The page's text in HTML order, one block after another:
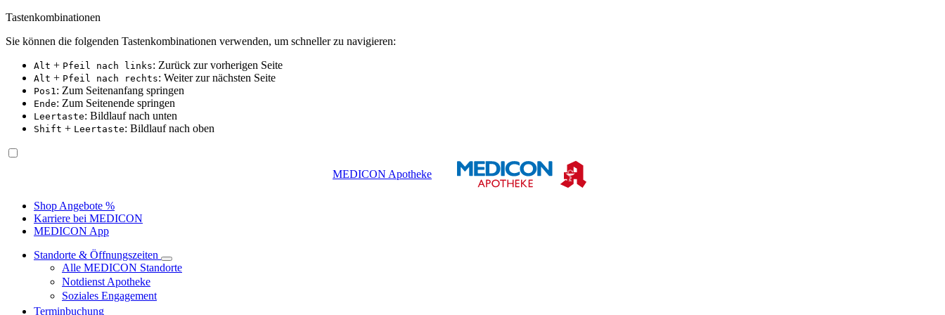
Tastenkombinationen
Sie können die folgenden Tastenkombinationen verwenden, um schneller zu navigieren:
Alt + Pfeil nach links: Zurück zur vorherigen Seite
Alt + Pfeil nach rechts: Weiter zur nächsten Seite
Pos1: Zum Seitenanfang springen
Ende: Zum Seitenende springen
Leertaste: Bildlauf nach unten
Shift + Leertaste: Bildlauf nach oben
MEDICON Apotheke
Shop Angebote %
Karriere bei MEDICON
MEDICON App
Standorte & Öffnungszeiten
Alle MEDICON Standorte
Notdienst Apotheke
Soziales Engagement
Terminbuchung